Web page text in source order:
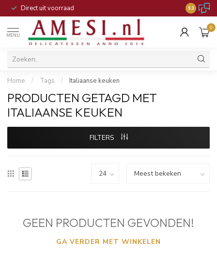
Direct uit voorraad 9.3
MENU
0
Home / Tags / Italiaanse keuken
PRODUCTEN GETAGD MET
ITALIAANSE KEUKEN
FILTERS
GEEN PRODUCTEN GEVONDEN!
GA VERDER MET WINKELEN